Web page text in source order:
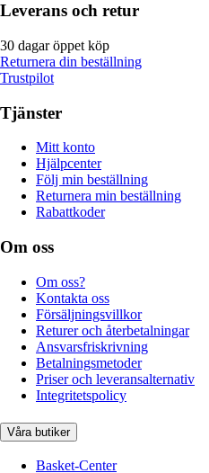
Leverans och retur
30 dagar öppet köp
Returnera din beställning
Trustpilot
Tjänster
Mitt konto
Hjälpcenter
Följ min beställning
Returnera min beställning
Rabattkoder
Om oss
Om oss?
Kontakta oss
Försäljningsvillkor
Returer och återbetalningar
Ansvarsfriskrivning
Betalningsmetoder
Priser och leveransalternativ
Integritetspolicy
Våra butiker
Basket-Center